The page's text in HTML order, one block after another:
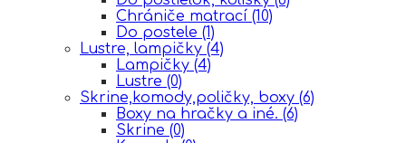
Chrániče matrací (10)
Do postele (1)
Lustre, lampičky (4)
Lampičky (4)
Lustre (0)
Skrine,komody,poličky, boxy (6)
Boxy na hračky a iné. (6)
Skrine (0)